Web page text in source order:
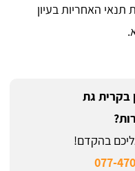
האחריות בעיון
בקרית גת
בהקדם!
077-